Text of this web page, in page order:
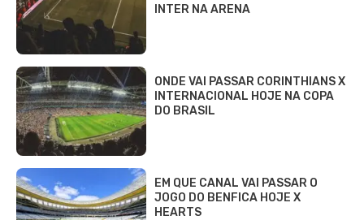
INTER NA ARENA
ONDE VAI PASSAR CORINTHIANS X
INTERNACIONAL HOJE NA COPA
DO BRASIL
EM QUE CANAL VAI PASSAR O
JOGO DO BENFICA HOJE X
HEARTS